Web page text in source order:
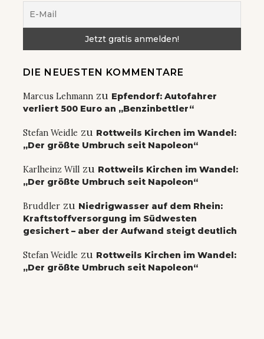
DIE NEUESTEN KOMMENTARE
Marcus Lehmann zu Epfendorf: Autofahrer
verliert 500 Euro an „Benzinbettler“
Stefan Weidle zu Rottweils Kirchen im Wandel:
„Der größte Umbruch seit Napoleon“
Karlheinz Will zu Rottweils Kirchen im Wandel:
„Der größte Umbruch seit Napoleon“
Bruddler zu Niedrigwasser auf dem Rhein:
Kraftstoffversorgung im Südwesten
gesichert – aber der Aufwand steigt deutlich
Stefan Weidle zu Rottweils Kirchen im Wandel:
„Der größte Umbruch seit Napoleon“